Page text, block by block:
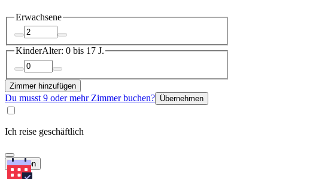
Erwachsene
KinderAlter: 0 bis 17 J.
Zimmer hinzufügen
Du musst 9 oder mehr Zimmer buchen? Übernehmen
Ich reise geschäftlich
Suchen